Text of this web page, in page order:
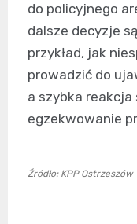
do policyjnego
dalsze decyzje
przykład, jak
prowadzić do
a szybka reakcja
egzekwowanie
Źródło: KPP Ostrzeszów